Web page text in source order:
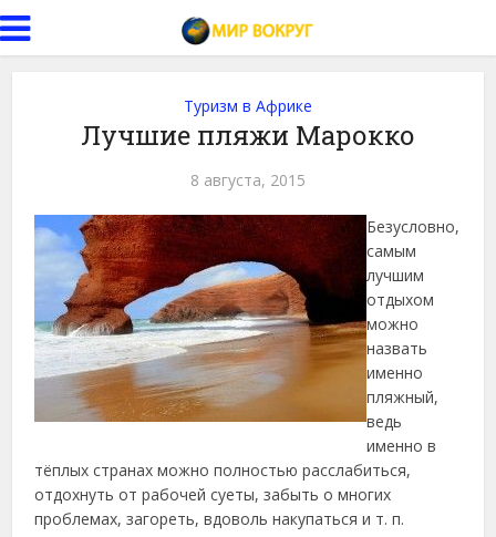
Туризм в Африке
Лучшие пляжи Марокко
8 августа, 2015
Безусловно,
самым
лучшим
отдыхом
можно
назвать
именно
пляжный,
ведь
именно в
тёплых странах можно полностью расслабиться,
отдохнуть от рабочей суеты, забыть о многих
проблемах, загореть, вдоволь накупаться и т. п.